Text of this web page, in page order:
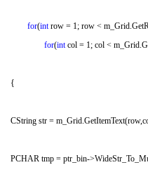
for(introw = 1; row <
for(intcol = 1; col <
{
CString str =
PCHAR tmp = ptr_bin-